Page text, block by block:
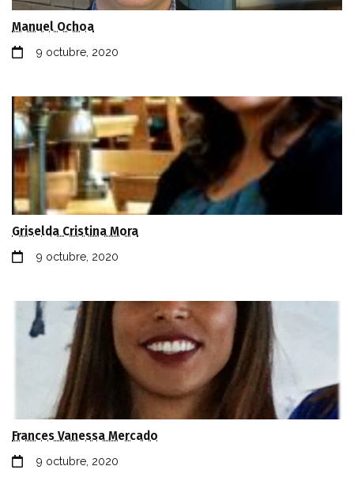
Manuel Ochoa
9 octubre, 2020
Griselda Cristina Mora
9 octubre, 2020
Frances Vanessa Mercado
9 octubre, 2020